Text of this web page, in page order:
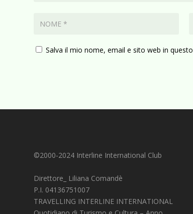
Salva il mio nome, email e sito web in
©2000-2024 Interline International Club
Direttore_ Liliana Comandè
P.I. 04136751007
TRAVELLING INTERLINE INTERNATIONAL